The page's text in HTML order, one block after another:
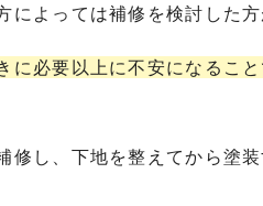
よっては補修を検討した方
に必要以上に不安になるこ
修し、下地を整えてから塗